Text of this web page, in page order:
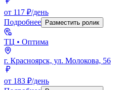
от 117 ₽/день
Подробнее
Разместить ролик
ТЦ • Оптима
г. Красноярск, ул. Молокова, 56
от 183 ₽/день